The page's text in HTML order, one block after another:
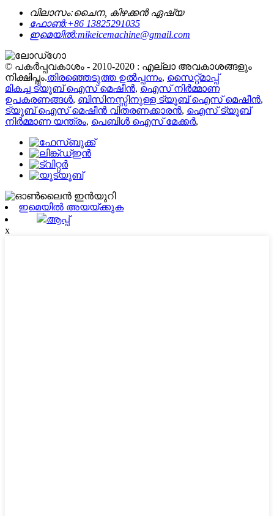
വിലാസം:ചൈന, കിഴക്കൻ ഏഷ്യ
ഫോൺ:+86 13825291035
ഇമെയിൽ:mikeicemachine@gmail.com
© പകർപ്പവകാശം - 2010-2020 : എല്ലാ അവകാശങ്ങളും
നിക്ഷിപ്തം.തിരഞ്ഞെടുത്ത ഉൽപ്പന്നം, സൈറ്റ്മാപ്പ്
മികച്ച ട്യൂബ് ഐസ് മെഷീൻ, ഐസ് നിർമ്മാണ
ഉപകരണങ്ങൾ, ബിസിനസ്സിനുള്ള ട്യൂബ് ഐസ് മെഷീൻ,
ട്യൂബ് ഐസ് മെഷീൻ വിതരണക്കാരൻ, ഐസ് ട്യൂബ്
നിർമ്മാണ യന്ത്രം, പെബിൾ ഐസ് മേക്കർ,
ഇമെയിൽ അയയ്ക്കുക
ആപ്പ്
x